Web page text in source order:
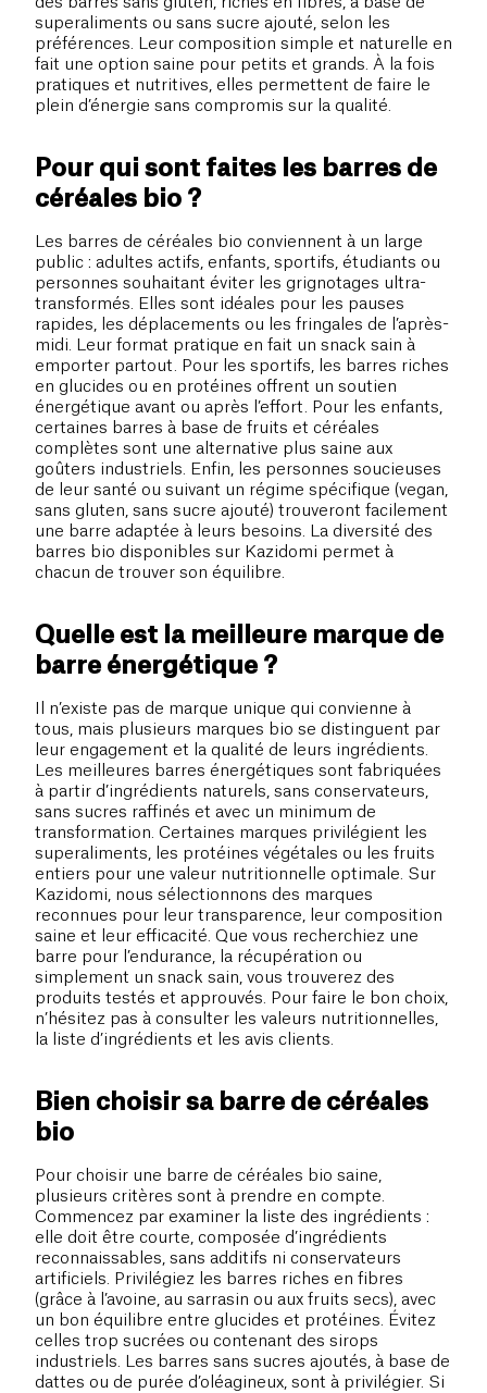
superaliments ou sans sucre ajouté, selon les
préférences. Leur composition simple et naturelle en
fait une option saine pour petits et grands. À la fois
pratiques et nutritives, elles permettent de faire le
plein d’énergie sans compromis sur la qualité.
Pour qui sont faites les barres de
céréales bio ?
Les barres de céréales bio conviennent à un large
public : adultes actifs, enfants, sportifs, étudiants ou
personnes souhaitant éviter les grignotages ultra-
transformés. Elles sont idéales pour les pauses
rapides, les déplacements ou les fringales de l’après-
midi. Leur format pratique en fait un snack sain à
emporter partout. Pour les sportifs, les barres riches
en glucides ou en protéines offrent un soutien
énergétique avant ou après l’effort. Pour les enfants,
certaines barres à base de fruits et céréales
complètes sont une alternative plus saine aux
goûters industriels. Enfin, les personnes soucieuses
de leur santé ou suivant un régime spécifique (vegan,
sans gluten, sans sucre ajouté) trouveront facilement
une barre adaptée à leurs besoins. La diversité des
barres bio disponibles sur Kazidomi permet à
chacun de trouver son équilibre.
Quelle est la meilleure marque de
barre énergétique ?
Il n’existe pas de marque unique qui convienne à
tous, mais plusieurs marques bio se distinguent par
leur engagement et la qualité de leurs ingrédients.
Les meilleures barres énergétiques sont fabriquées
à partir d’ingrédients naturels, sans conservateurs,
sans sucres raffinés et avec un minimum de
transformation. Certaines marques privilégient les
superaliments, les protéines végétales ou les fruits
entiers pour une valeur nutritionnelle optimale. Sur
Kazidomi, nous sélectionnons des marques
reconnues pour leur transparence, leur composition
saine et leur efficacité. Que vous recherchiez une
barre pour l’endurance, la récupération ou
simplement un snack sain, vous trouverez des
produits testés et approuvés. Pour faire le bon choix,
n’hésitez pas à consulter les valeurs nutritionnelles,
la liste d’ingrédients et les avis clients.
Bien choisir sa barre de céréales
bio
Pour choisir une barre de céréales bio saine,
plusieurs critères sont à prendre en compte.
Commencez par examiner la liste des ingrédients :
elle doit être courte, composée d’ingrédients
reconnaissables, sans additifs ni conservateurs
artificiels. Privilégiez les barres riches en fibres
(grâce à l’avoine, au sarrasin ou aux fruits secs), avec
un bon équilibre entre glucides et protéines. Évitez
celles trop sucrées ou contenant des sirops
industriels. Les barres sans sucres ajoutés, à base de
dattes ou de purée d’oléagineux, sont à privilégier. Si